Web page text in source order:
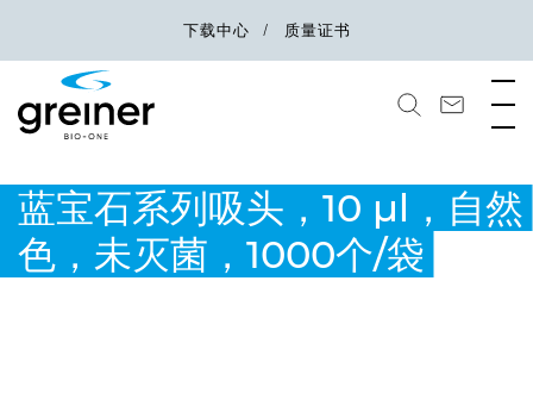
下载中心 质量证书
蓝宝石系列吸头，10 µl，自然
色，未灭菌，1000个/袋